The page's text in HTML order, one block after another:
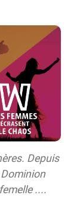
Depuis
....